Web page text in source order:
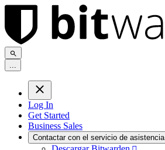
...
Log In
Get Started
Business Sales
Contactar con el servicio de asistencia